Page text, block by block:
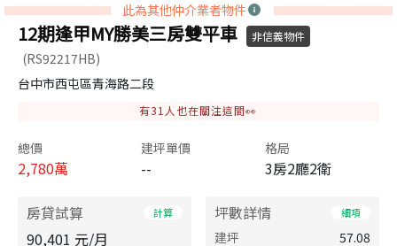
此為其他仲介業者物件
12期逢甲MY勝美三房雙平車 非信義物件
(RS92217HB)
台中市西屯區青海路二段
有31 人也在關注這間👀
總價
2,780萬
建坪單價
--
格局
3房2廳2衛
房貸試算 計算
90,401 元/月
坪數詳情 細項
建坪
57.08